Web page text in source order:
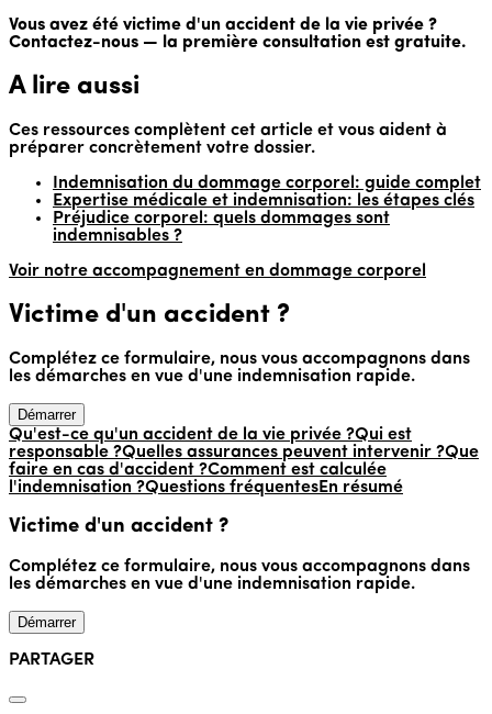
Vous avez été victime d'un accident de la vie privée ?
Contactez-nous — la première consultation est gratuite.
A lire aussi
Ces ressources complètent cet article et vous aident à
préparer concrètement votre dossier.
Indemnisation du dommage corporel: guide complet
Expertise médicale et indemnisation: les étapes clés
Préjudice corporel: quels dommages sont
indemnisables ?
Voir notre accompagnement en dommage corporel
Victime d'un accident ?
Complétez ce formulaire, nous vous accompagnons dans
les démarches en vue d'une indemnisation rapide.
Démarrer
Qu'est-ce qu'un accident de la vie privée ?Qui est
responsable ?Quelles assurances peuvent intervenir ?Que
faire en cas d'accident ?Comment est calculée
l'indemnisation ?Questions fréquentesEn résumé
Victime d'un accident ?
Complétez ce formulaire, nous vous accompagnons dans
les démarches en vue d'une indemnisation rapide.
Démarrer
PARTAGER